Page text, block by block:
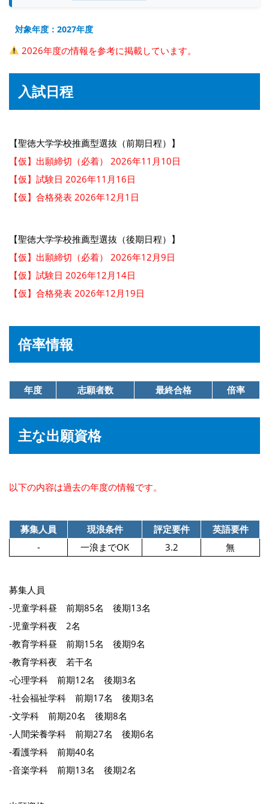
対象年度：2027年度
2026年度の情報を参考に掲載しています。
入試日程
【聖徳大学学校推薦型選抜（前期日程）】
【仮】出願締切（必着） 2026年11月10日
【仮】試験日 2026年11月16日
【仮】合格発表 2026年12月1日
【聖徳大学学校推薦型選抜（後期日程）】
【仮】出願締切（必着） 2026年12月9日
【仮】試験日 2026年12月14日
【仮】合格発表 2026年12月19日
倍率情報
年度 志願者数 最終合格 倍率
主な出願資格
以下の内容は過去の年度の情報です。
募集人員 現浪条件 評定要件
英語要件
-
一浪までOK 3.2 無
募集人員
‐児童学科昼 前期85名 後期13名
‐児童学科夜 2名
‐教育学科昼 前期15名 後期9名
‐教育学科夜 若干名
‐心理学科 前期12名 後期3名
‐社会福祉学科 前期17名 後期3名
‐文学科 前期20名 後期8名
‐人間栄養学科 前期27名 後期6名
‐看護学科 前期40名
‐音楽学科 前期13名 後期2名